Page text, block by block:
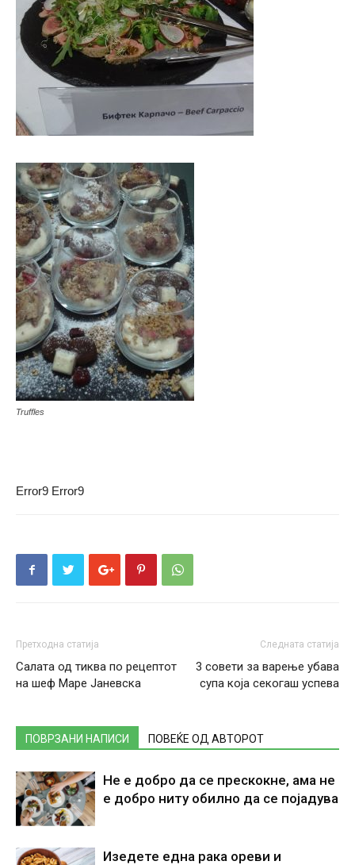
Truffles
Error9 Error9
Претходна статија
Салата од тиква по рецептот
на шеф Маре Јаневска
Следната статија
3 совети за варење убава
супа која секогаш успева
ПОВРЗАНИ НАПИСИ ПОВЕЌЕ ОД АВТОРОТ
Не е добро да се прескокне, ама не
е добро ниту обилно да се појадува
Изедете една рака ореви и